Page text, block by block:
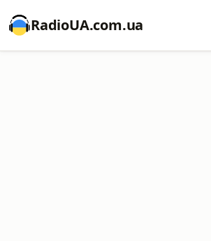
RadioUA.com.ua